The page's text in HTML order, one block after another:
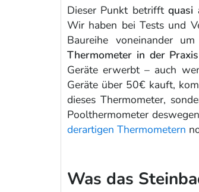
Dieser Punkt betrifftquasi
Wir haben bei Tests und
Baureihe voneinander
Thermometer in der
Geräte erwerbt – auch
Geräte über 50€ kauft,
dieses Thermometer,
Poolthermometer
derartigen Thermometern
Was das